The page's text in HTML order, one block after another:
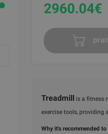
2960.04€
Treadmill is a fitness
exercise tools, providing
Why it's recommended